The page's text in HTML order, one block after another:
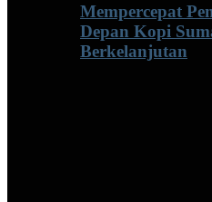
Mempercepat
Depan Kopi
Berkelanjutan